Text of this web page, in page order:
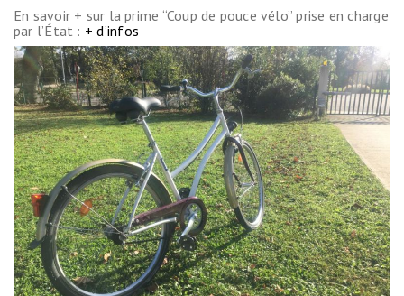
En savoir + sur la prime “Coup de pouce vélo” prise en charge
par l’État : + d’infos